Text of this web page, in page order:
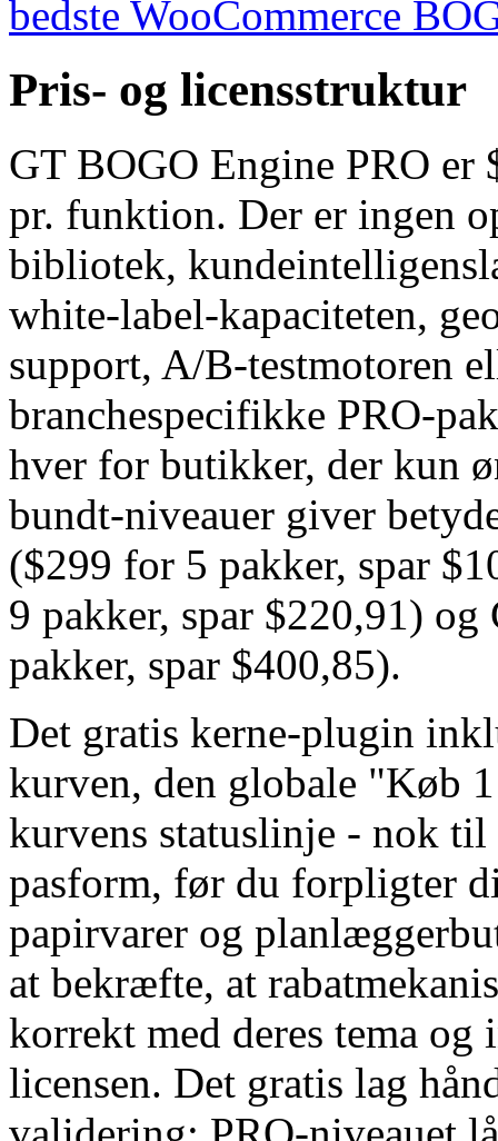
bedste WooCommerce
Pris- og licensstruktur
GT BOGO Engine PRO er
pr. funktion. Der er ingen
bibliotek,
white-label-kapaciteten,
support, A/B-testmotoren
branchespecifikke PRO-
hver for butikker, der kun
bundt-niveauer giver
($299 for 5 pakker, spar
9 pakker, spar $220,91)
pakker, spar $400,85).
Det gratis kerne-plugin
kurven, den globale "Køb
kurvens statuslinje - nok
pasform, før du forpligter
papirvarer og
at bekræfte, at
korrekt med deres tema
licensen. Det gratis lag